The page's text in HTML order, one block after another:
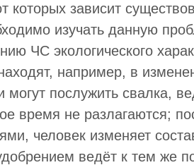
которых зависит
изучать данную
ЧС экологического
например, в
послужить свалка,
время не разлагаются;
человек изменяет
ведёт к тем же